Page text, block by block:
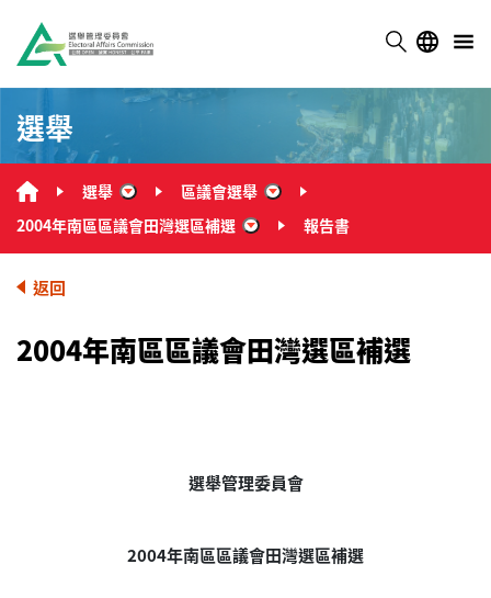
選舉
選舉 “選舉”區議會選舉
“區議會選舉”
2004年南區區議會田灣選區補選
“2004年南區區議會田灣選區補
報告書
返回
2004年南區區議會田灣選區補選
選舉管理委員會
2004年南區區議會田灣選區補選